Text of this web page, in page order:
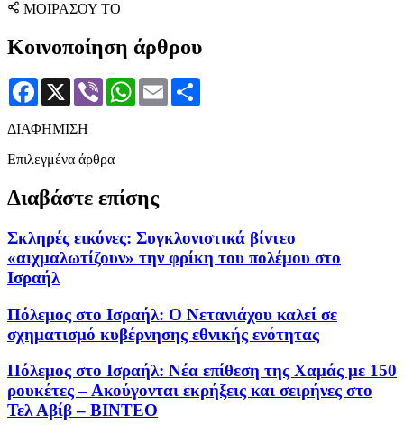
ΜΟΙΡΑΣΟΥ ΤΟ
Κοινοποίηση άρθρου
Facebook
X Viber WhatsApp
Email
ΔΙΑΦΗΜΙΣΗ
Επιλεγμένα άρθρα
Διαβάστε επίσης
Σκληρές εικόνες: Συγκλονιστικά βίντεο
«αιχμαλωτίζουν» την φρίκη του πολέμου στο
Ισραήλ
Πόλεμος στο Ισραήλ: O Νετανιάχου καλεί σε
σχηματισμό κυβέρνησης εθνικής ενότητας
Πόλεμος στο Ισραήλ: Νέα επίθεση της Χαμάς με 150
ρουκέτες – Ακούγονται εκρήξεις και σειρήνες στο
Τελ Αβίβ – ΒΙΝΤΕΟ